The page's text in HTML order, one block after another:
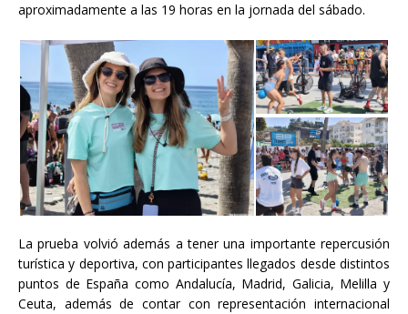
aproximadamente a las 19 horas en la jornada del sábado.
La prueba volvió además a tener una importante repercusión
turística y deportiva, con participantes llegados desde distintos
puntos de España como Andalucía, Madrid, Galicia, Melilla y
Ceuta, además de contar con representación internacional